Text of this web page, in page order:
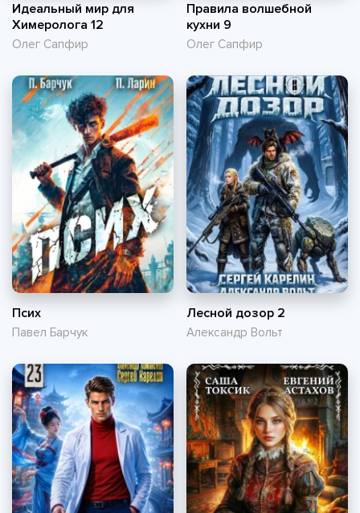
Идеальный мир для
Химеролога 12
Олег Сапфир
Правила волшебной
кухни 9
Олег Сапфир
Псих
Павел Барчук
Лесной дозор 2
Александр Вольт